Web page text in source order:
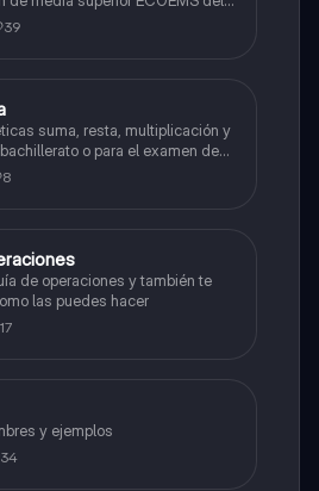
39
suma, resta, multiplicación y
o para el examen de
8
de operaciones y también te
las puedes hacer
y ejemplos
34